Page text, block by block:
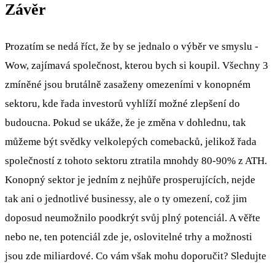
Závěr
Prozatím se nedá říct, že by se jednalo o výběr ve smyslu -
Wow, zajímavá společnost, kterou bych si koupil. Všechny 3
zmíněné jsou brutálně zasaženy omezeními v konopném
sektoru, kde řada investorů vyhlíží možné zlepšení do
budoucna. Pokud se ukáže, že je změna v dohlednu, tak
můžeme být svědky velkolepých comebacků, jelikož řada
společností z tohoto sektoru ztratila mnohdy 80-90% z ATH.
Konopný sektor je jedním z nejhůře prosperujících, nejde
tak ani o jednotlivé businessy, ale o ty omezení, což jim
doposud neumožnilo poodkrýt svůj plný potenciál. A věřte
nebo ne, ten potenciál zde je, oslovitelné trhy a možnosti
jsou zde miliardové. Co vám však mohu doporučit? Sledujte